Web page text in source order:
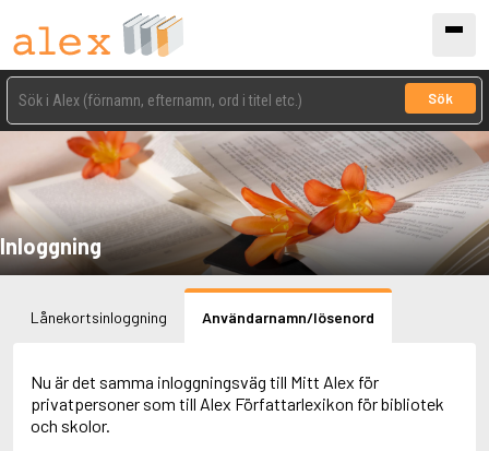
Sök
Inloggning
Lånekortsinloggning Användarnamn/lösenord
Nu är det samma inloggningsväg till Mitt Alex för
privatpersoner som till Alex Författarlexikon för bibliotek
och skolor.